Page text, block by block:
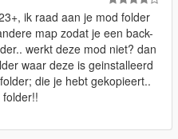
ik raad aan je mod folder
map zodat je een back-
werkt deze mod niet? dan
waar deze is geinstalleerd
die je hebt gekopieert..
folder!!